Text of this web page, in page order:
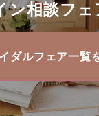
ン相談フェ
ダルフェア一覧